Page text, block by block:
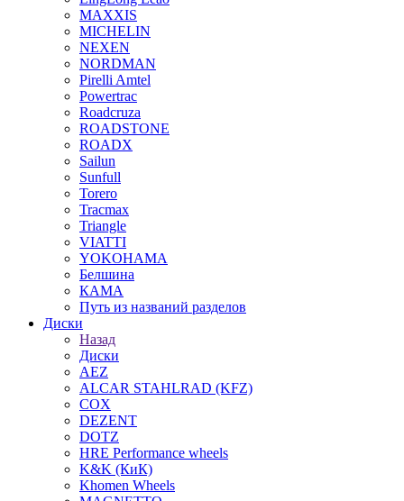
MAXXIS
MICHELIN
NEXEN
NORDMAN
Pirelli Amtel
Powertrac
Roadcruza
ROADSTONE
ROADX
Sailun
Sunfull
Torero
Tracmax
Triangle
VIATTI
YOKOHAMA
Белшина
КАМА
Путь из названий разделов
Диски
Назад
Диски
AEZ
ALCAR STAHLRAD (KFZ)
COX
DEZENT
DOTZ
HRE Performance wheels
K&K (КиК)
Khomen Wheels